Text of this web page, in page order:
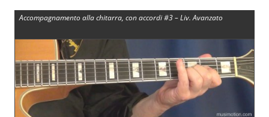
Accompagnamento alla chitarra, con accordi #3 – Liv. Avanzato